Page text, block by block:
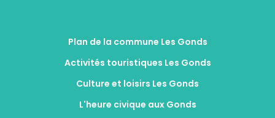
Plan de la commune Les Gonds
Activités touristiques Les Gonds
Culture et loisirs Les Gonds
L'heure civique aux Gonds